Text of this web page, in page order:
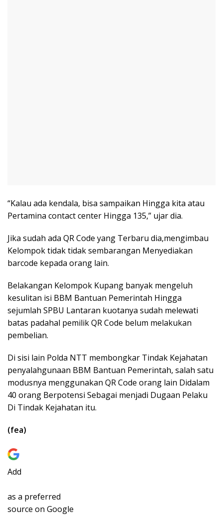
“Kalau ada kendala, bisa sampaikan Hingga kita atau
Pertamina contact center Hingga 135,” ujar dia.
Jika sudah ada QR Code yang Terbaru dia,mengimbau
Kelompok tidak tidak sembarangan Menyediakan
barcode kepada orang lain.
Belakangan Kelompok Kupang banyak mengeluh
kesulitan isi BBM Bantuan Pemerintah Hingga
sejumlah SPBU Lantaran kuotanya sudah melewati
batas padahal pemilik QR Code belum melakukan
pembelian.
Di sisi lain Polda NTT membongkar Tindak Kejahatan
penyalahgunaan BBM Bantuan Pemerintah, salah satu
modusnya menggunakan QR Code orang lain Didalam
40 orang Berpotensi Sebagai menjadi Dugaan Pelaku
Di Tindak Kejahatan itu.
(fea)
Add
as a preferred
source on Google